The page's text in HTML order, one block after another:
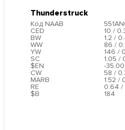
Thunderstruck
Код NAAB
CED
10 /
BW
1.2 /
WW
86 /
YW
146 /
SC
1.05 /
$EN
-35.00
CW
58 /
MARB
1.52 /
RE
0.64 /
$B
184